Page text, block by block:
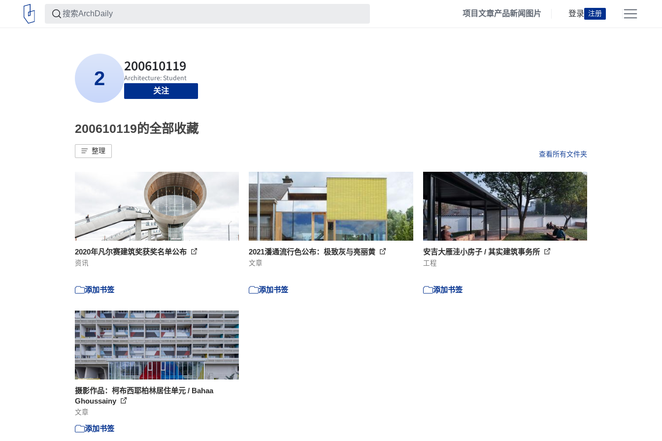
项目文章产品新闻 图片 登录 注册
关注
200610119的全部收藏
整理 查看所有文件夹
2020年凡尔赛建筑奖获奖名单公布
资讯
添加书签
2021潘通流行色公布：极致灰与亮丽黄
文章
添加书签
安吉大雁洼小房子 / 其实建筑事务所
工程
添加书签
摄影作品：柯布西耶柏林居住单元 / Bahaa
Ghoussainy
文章
添加书签